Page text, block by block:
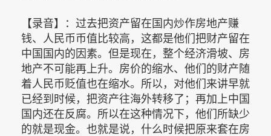
【录音】：过去把资产留在国内炒作房地产赚
钱、人民币币值比较高，这都是他们把财产留在
中国国内的因素。但是现在，整个经济滑坡、房
地产不可能再上升。房价的缩水、他们的财产随
着人民币贬值也在缩水。所以，对他们来讲早就
已经到时候，把资产往海外转移了；再加上中国
国内还在反腐。所以在这种情况下，他们所缺少
的就是现金。也就是说，什么时候把原来套在房